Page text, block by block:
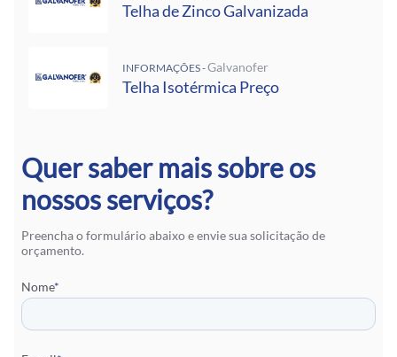
Telha de Zinco Galvanizada
INFORMAÇÕES -Galvanofer
Telha Isotérmica Preço
Quer saber mais sobre os
nossos serviços?
Preencha o formulário abaixo e envie sua solicitação de
orçamento.
Nome*